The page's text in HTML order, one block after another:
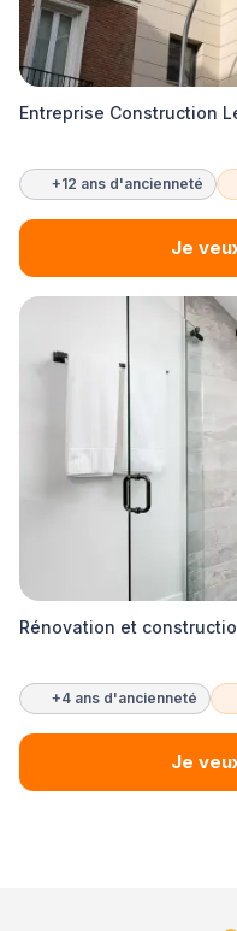
Entreprise Construction
+12 ans d'ancienneté
Je
Rénovation et
+4 ans d'ancienneté
Je